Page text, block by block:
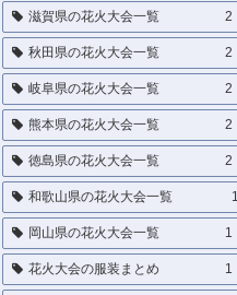
滋賀県の花火大会一覧 2
秋田県の花火大会一覧 2
岐阜県の花火大会一覧 2
熊本県の花火大会一覧 2
徳島県の花火大会一覧 2
和歌山県の花火大会一覧 1
岡山県の花火大会一覧 1
花火大会の服装まとめ 1